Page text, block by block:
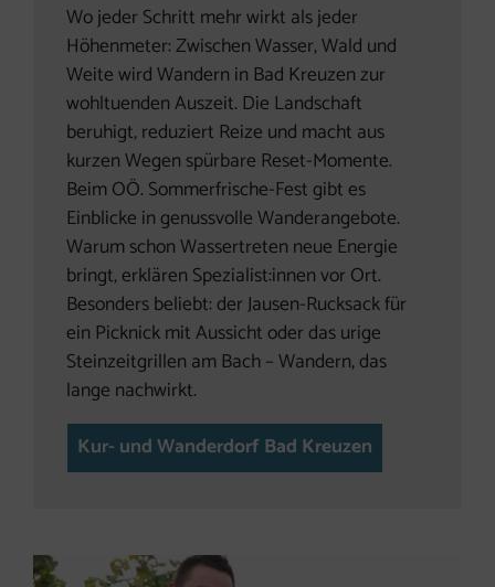
Wo jeder Schritt mehr wirkt als jeder
Höhenmeter: Zwischen Wasser, Wald und
Weite wird Wandern in Bad Kreuzen zur
wohltuenden Auszeit. Die Landschaft
beruhigt, reduziert Reize und macht aus
kurzen Wegen spürbare Reset-Momente.
Beim OÖ. Sommerfrische-Fest gibt es
Einblicke in genussvolle Wanderangebote.
Warum schon Wassertreten neue Energie
bringt, erklären Spezialist:innen vor Ort.
Besonders beliebt: der Jausen-Rucksack für
ein Picknick mit Aussicht oder das urige
Steinzeitgrillen am Bach – Wandern, das
lange nachwirkt.
Kur- und Wanderdorf Bad Kreuzen